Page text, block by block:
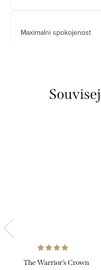
Maximalni spokojenost
The Warrior’s Crown